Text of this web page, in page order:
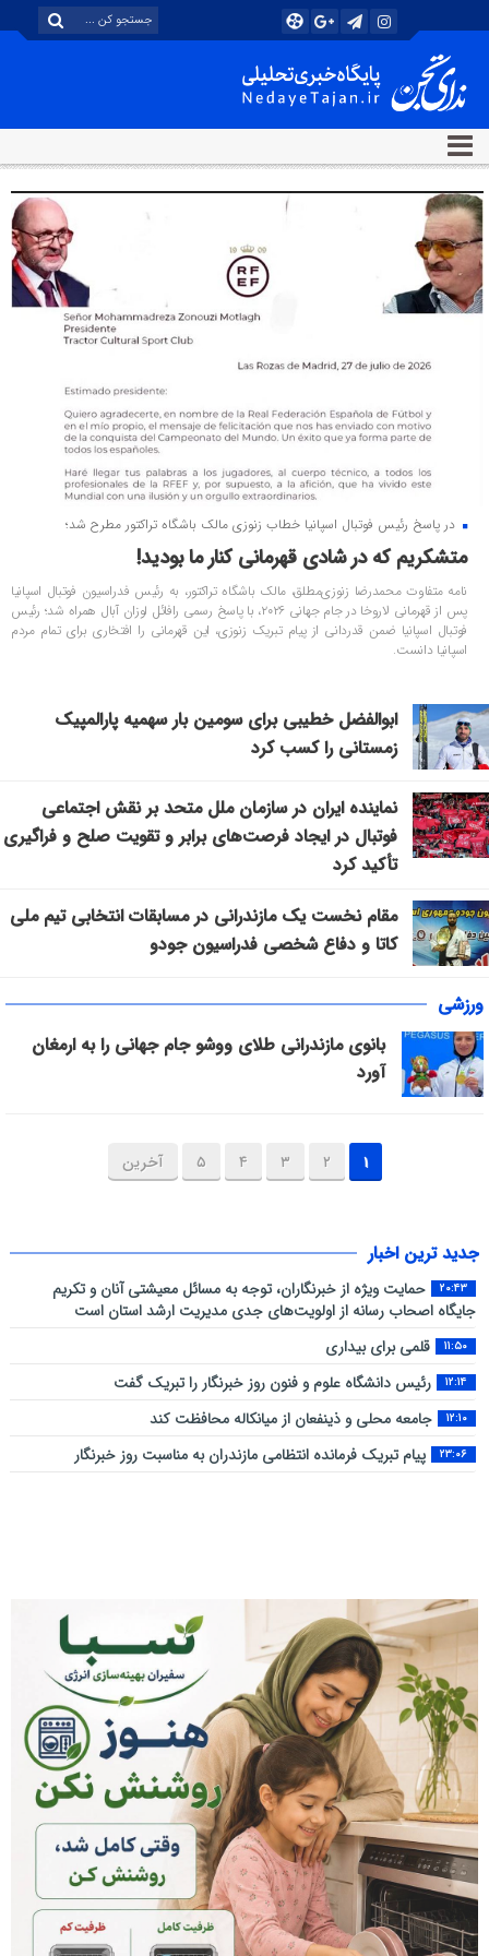
در پاسخ رئیس فوتبال اسپانیا خطاب زنوزی مالک باشگاه تراکتور مطرح شد؛
متشکریم که در شادی قهرمانی کنار ما بودید!
نامه متفاوت محمدرضا زنوزی‌مطلق، مالک باشگاه تراکتور، به رئیس فدراسیون فوتبال اسپانیا
پس از قهرمانی لاروخا در جام جهانی ۲۰۲۶، با پاسخ رسمی رافائل لوزان آبال همراه شد؛ رئیس
فوتبال اسپانیا ضمن قدردانی از پیام تبریک زنوزی، این قهرمانی را افتخاری برای تمام مردم
اسپانیا دانست.
ابوالفضل خطیبی برای سومین بار سهمیه پارالمپیک
زمستانی را کسب کرد
نماینده ایران در سازمان ملل متحد بر نقش اجتماعی
فوتبال در ایجاد فرصت‌های برابر و تقویت صلح و فراگیری
تأکید کرد
مقام نخست یک مازندرانی در مسابقات انتخابی تیم ملی
کاتا و دفاع شخصی فدراسیون جودو
ورزشی
بانوی مازندرانی طلای ووشو جام جهانی را به ارمغان
آورد
۱ ۲ ۳ ۴ ۵ آخرین
جدید ترین اخبار
۲۰:۴۳
حمایت ویژه از خبرنگاران، توجه به مسائل معیشتی آنان و تکریم
جایگاه اصحاب رسانه از اولویت‌های جدی مدیریت ارشد استان است
۱۱:۵۰ قلمی برای بیداری
۱۲:۱۴ رئیس دانشگاه علوم و فنون روز خبرنگار را تبریک گفت
۱۲:۱۰ جامعه محلی و ذینفعان از میانکاله محافظت کند
۲۳:۰۶ پیام تبریک فرمانده انتظامی مازندران به مناسبت روز خبرنگار